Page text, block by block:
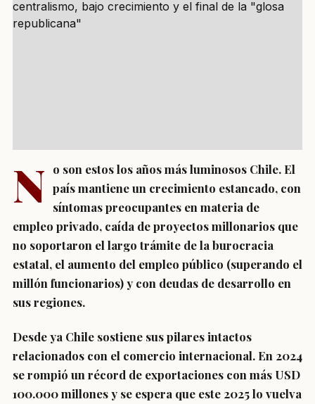
N o son estos los años más luminosos Chile. El
país mantiene un crecimiento estancado, con
síntomas preocupantes en materia de
empleo privado, caída de proyectos millonarios que
no soportaron el largo trámite de la burocracia
estatal, el aumento del empleo público (superando el
millón funcionarios) y con deudas de desarrollo en
sus regiones.
Desde ya Chile sostiene sus pilares intactos
relacionados con el comercio internacional. En 2024
se rompió un récord de exportaciones con más USD
100.000 millones y se espera que este 2025 lo vuelva